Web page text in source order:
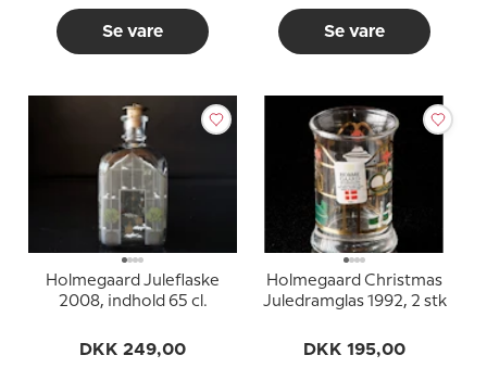
Se vare Se vare
Holmegaard Juleflaske
2008, indhold 65 cl.
DKK 249,00
Holmegaard Christmas
Juledramglas 1992, 2 stk
DKK 195,00